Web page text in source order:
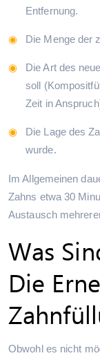
Entfernung.
Die Menge der
Die Art des
soll
Zeit in
Die Lage des
wurde.
Im Allgemeinen
Zahns etwa 30
Austausch
Was
Die
Obwohl es nicht